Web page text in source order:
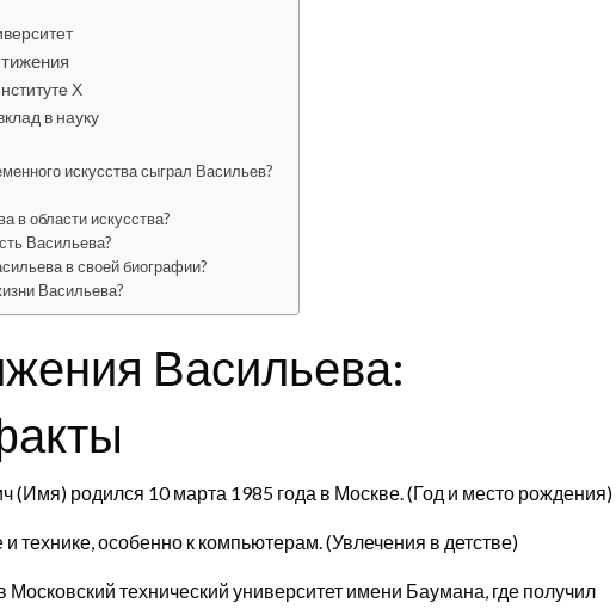
Х
в науку
искусства сыграл Васильев?
в области искусства?
Васильева?
в своей биографии?
Васильева?
Васильева:
родился 10 марта 1985 года в Москве. (Год и место рождения)
технике, особенно к компьютерам. (Увлечения в детстве)
технический университет имени Баумана, где получил